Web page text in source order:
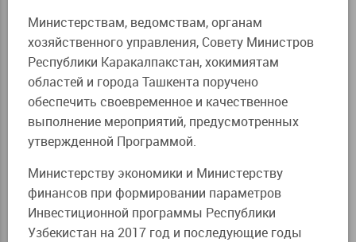
Министерствам, ведомствам, органам
хозяйственного управления, Совету Министров
Республики Каракалпакстан, хокимиятам
областей и города Ташкента поручено
обеспечить своевременное и качественное
выполнение мероприятий, предусмотренных
утвержденной Программой.
Министерству экономики и Министерству
финансов при формировании параметров
Инвестиционной программы Республики
Узбекистан на 2017 год и последующие годы